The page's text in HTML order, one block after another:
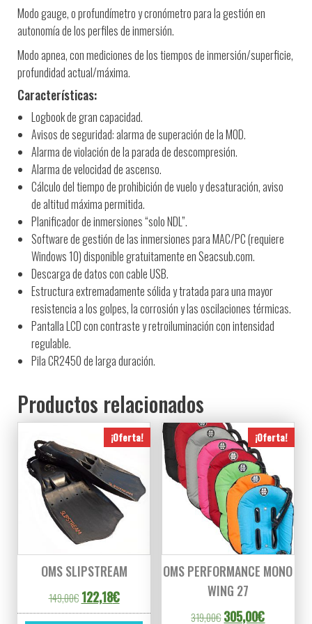
Modo gauge, o profundímetro y cronómetro para la gestión en
autonomía de los perfiles de inmersión.
Modo apnea, con mediciones de los tiempos de inmersión/superficie,
profundidad actual/máxima.
Características:
Logbook de gran capacidad.
Avisos de seguridad: alarma de superación de la MOD.
Alarma de violación de la parada de descompresión.
Alarma de velocidad de ascenso.
Cálculo del tiempo de prohibición de vuelo y desaturación, aviso
de altitud máxima permitida.
Planificador de inmersiones “solo NDL”.
Software de gestión de las inmersiones para MAC/PC (requiere
Windows 10) disponible gratuitamente en Seacsub.com.
Descarga de datos con cable USB.
Estructura extremadamente sólida y tratada para una mayor
resistencia a los golpes, la corrosión y las oscilaciones térmicas.
Pantalla LCD con contraste y retroiluminación con intensidad
regulable.
Pila CR2450 de larga duración.
Productos relacionados
¡Oferta!
OMS SLIPSTREAM
149,00€ El precio original era: 149,00€.
122,18€El precio actual es: 122,18€.
¡Oferta!
OMS PERFORMANCE MONO
WING 27
319,00€ El precio original
305,00€El precio